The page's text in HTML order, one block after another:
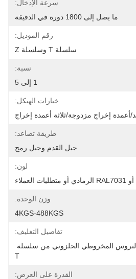
سرعة الإدخال:
ما يصل إلى 1800 دورة في الدقيقة
رقم الموديل:
سلسلة T وسلسلة Z
نسبة:
1 إلى 5
خيارات الهيكل:
أعمدة إخراج مزدوجة/ثلاثة أعمدة إخراج
طريقة تصاعد:
جبل القدم وجبل رمح
لون:
وزن الوحدة:
4KGS-488KGS
تفاصيل التغليف:
T
القدرة على العرض: